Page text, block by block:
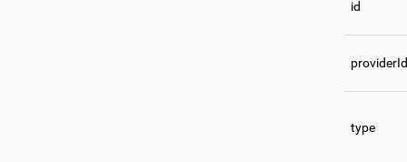
id
providerId
type